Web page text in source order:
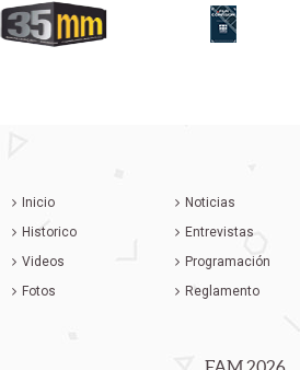
Inicio
Historico
Videos
Fotos
Noticias
Entrevistas
Programación
Reglamento